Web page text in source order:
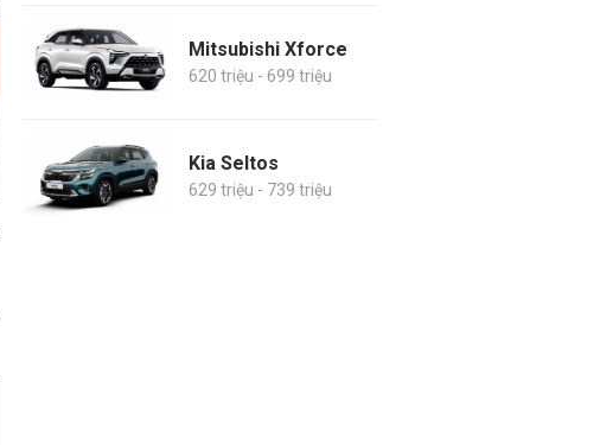
Mitsubishi Xforce
620 triệu - 699 triệu
Kia Seltos
629 triệu - 739 triệu